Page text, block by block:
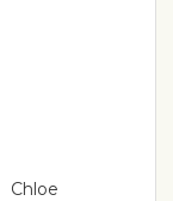
Chloe